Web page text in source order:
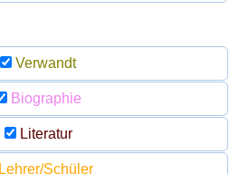
Verwandt
Biographie
Literatur
Lehrer/Schüler